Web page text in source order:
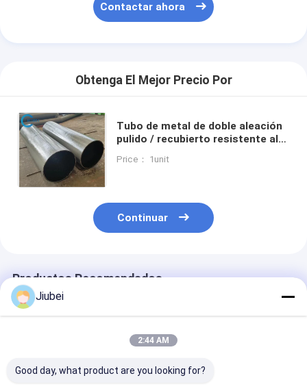
Contactar ahora
Obtenga El Mejor Precio Por
Tubo de metal de doble aleación
pulido / recubierto resistente al
resistencia a la corrosión
Price： 1unit
Continuar
Productos Recomendados
Jiubei
2:44 AM
Good day, what product are you looking for?